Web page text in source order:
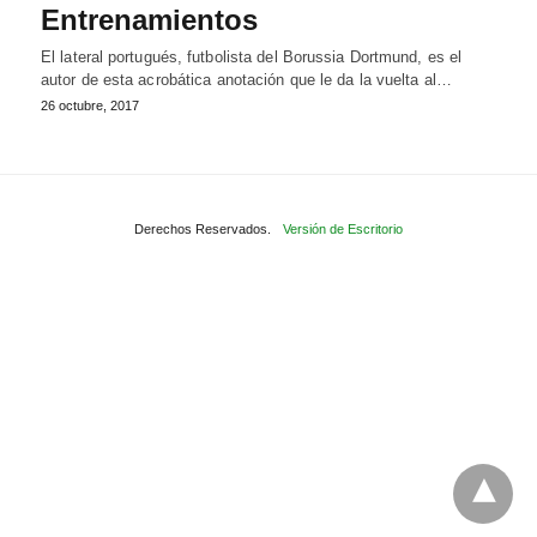
Entrenamientos
El lateral portugués, futbolista del Borussia Dortmund, es el
autor de esta acrobática anotación que le da la vuelta al…
26 octubre, 2017
Derechos Reservados. Versión de Escritorio